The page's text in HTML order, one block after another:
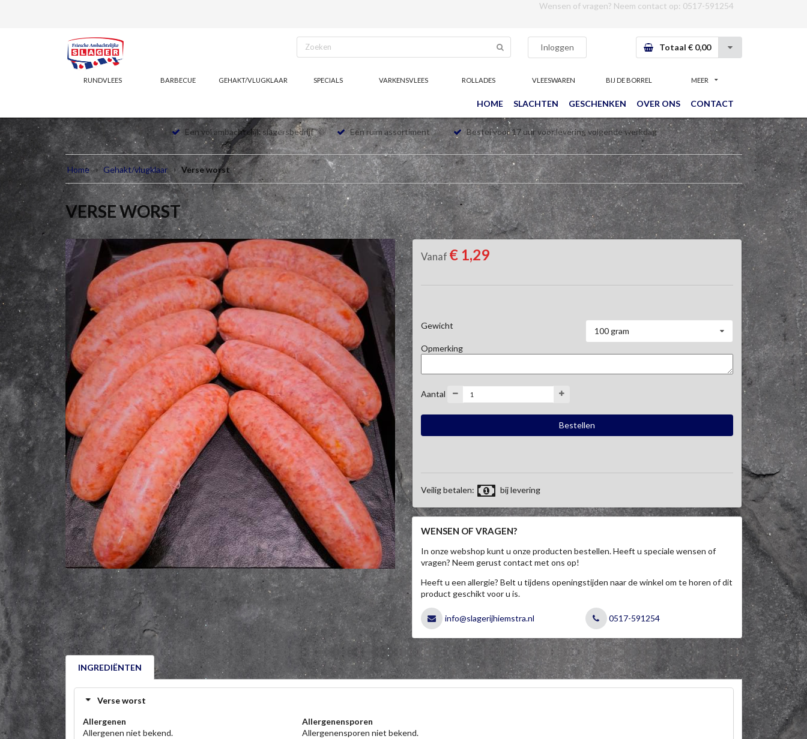
Wensen of vragen? Neem contact op: 0517-591254
Inloggen Totaal € 0,00
RUNDVLEES BARBECUE GEHAKT/VLUGKLAAR SPECIALS VARKENSVLEES ROLLADES VLEESWAREN BIJ DE BORREL MEER
HOME SLACHTEN GESCHENKEN OVER ONS CONTACT
Een vol ambachtelijk slagersbedrijf Een ruim assortiment Bestel voor 17 uur voor levering volgende werkdag
Home Gehakt/vlugklaar Verse worst
VERSE WORST
Vanaf € 1,29
Gewicht
100 gram
Opmerking
Aantal
Veilig betalen: bij levering
WENSEN OF VRAGEN?
In onze webshop kunt u onze producten bestellen. Heeft u speciale wensen of
vragen? Neem gerust contact met ons op!
Heeft u een allergie? Belt u tijdens openingstijden naar de winkel om te horen of dit
product geschikt voor u is.
info@slagerijhiemstra.nl 0517-591254
INGREDIËNTEN
Verse worst
Allergenen
Allergenen niet bekend.
Allergenensporen
Allergenensporen niet bekend.